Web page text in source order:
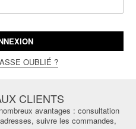
OUBLIÉ ?
CLIENTS
avantages : consultation
suivre les commandes,